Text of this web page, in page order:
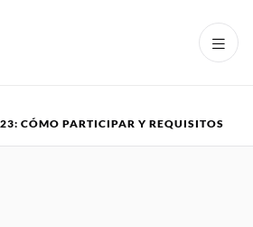
CÓMO PARTICIPAR Y REQUISITOS